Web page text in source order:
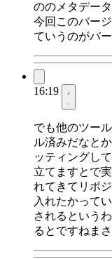
ののメタデー
今回このバー
ていうのがバ
16:19
でも他のツー
ル済みだなと
ッティングし
立てますとで
れてきてリポ
入れたかって
されるという
るとですねま